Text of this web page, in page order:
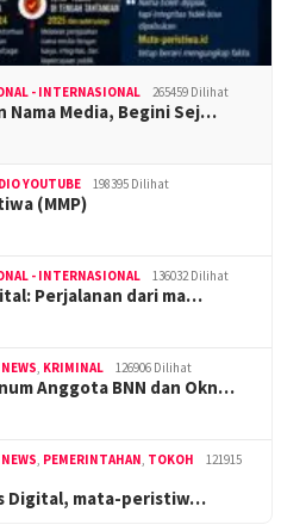
- INTERNASIONAL 265459 Dilihat
Nama Media, Begini Sej…
YOUTUBE 198395 Dilihat
(MMP)
- INTERNASIONAL 136032 Dilihat
Perjalanan dari ma…
, KRIMINAL 126906 Dilihat
Anggota BNN dan Okn…
, PEMERINTAHAN, TOKOH
121915
Digital, mata-peristiw…